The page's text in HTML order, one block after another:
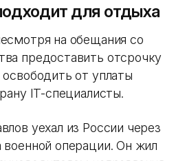
для отдыха
на обещания со
предоставить отсрочку
от уплаты
IT-специалисты.
уехал из России через
военной операции. Он жил